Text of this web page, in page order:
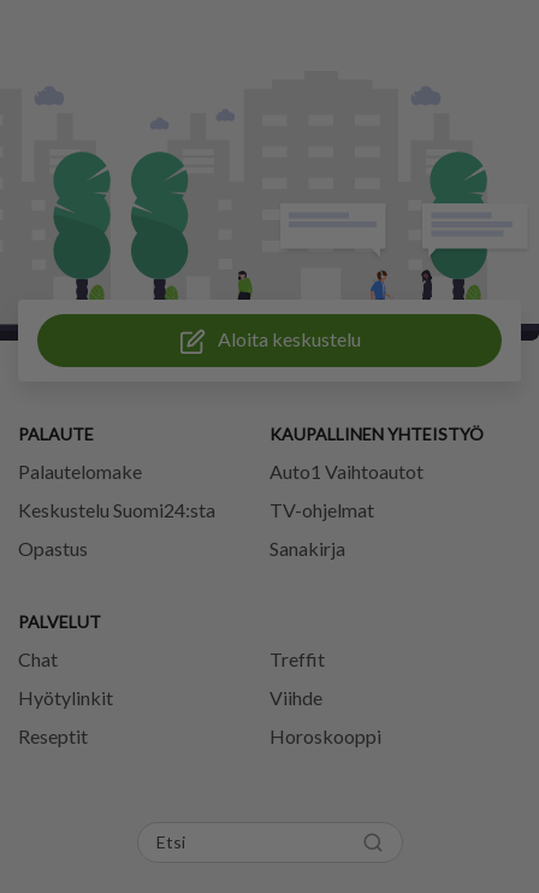
Aloita keskustelu
PALAUTE
Palautelomake
Keskustelu Suomi24:sta
Opastus
PALVELUT
Chat
Treffit
Hyötylinkit
Viihde
Reseptit
Horoskooppi
KAUPALLINEN YHTEISTYÖ
Auto1 Vaihtoautot
TV-ohjelmat
Sanakirja